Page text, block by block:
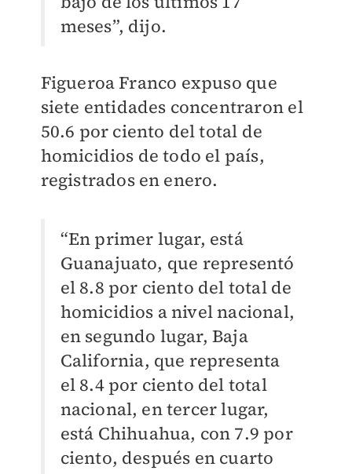
meses”, dijo.
Figueroa Franco expuso que
siete entidades concentraron el
50.6 por ciento del total de
homicidios de todo el país,
registrados en enero.
“En primer lugar, está
Guanajuato, que representó
el 8.8 por ciento del total de
homicidios a nivel nacional,
en segundo lugar, Baja
California, que representa
el 8.4 por ciento del total
nacional, en tercer lugar,
está Chihuahua, con 7.9 por
ciento, después en cuarto